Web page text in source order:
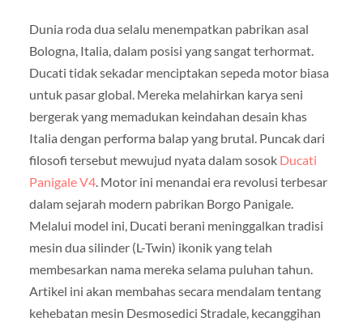
Dunia roda dua selalu menempatkan pabrikan asal
Bologna, Italia, dalam posisi yang sangat terhormat.
Ducati tidak sekadar menciptakan sepeda motor biasa
untuk pasar global. Mereka melahirkan karya seni
bergerak yang memadukan keindahan desain khas
Italia dengan performa balap yang brutal. Puncak dari
filosofi tersebut mewujud nyata dalam sosok Ducati
Panigale V4. Motor ini menandai era revolusi terbesar
dalam sejarah modern pabrikan Borgo Panigale.
Melalui model ini, Ducati berani meninggalkan tradisi
mesin dua silinder (L-Twin) ikonik yang telah
membesarkan nama mereka selama puluhan tahun.
Artikel ini akan membahas secara mendalam tentang
kehebatan mesin Desmosedici Stradale, kecanggihan